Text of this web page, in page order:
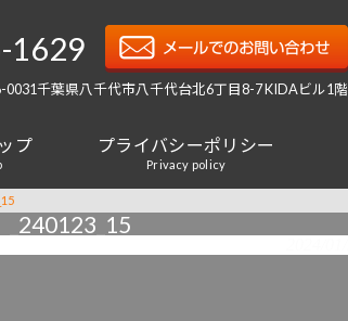
1629
0031千葉県八千代市八千代台北6丁目8-7 KIDAビル1階
プ プライバシーポリシー
Privacy policy